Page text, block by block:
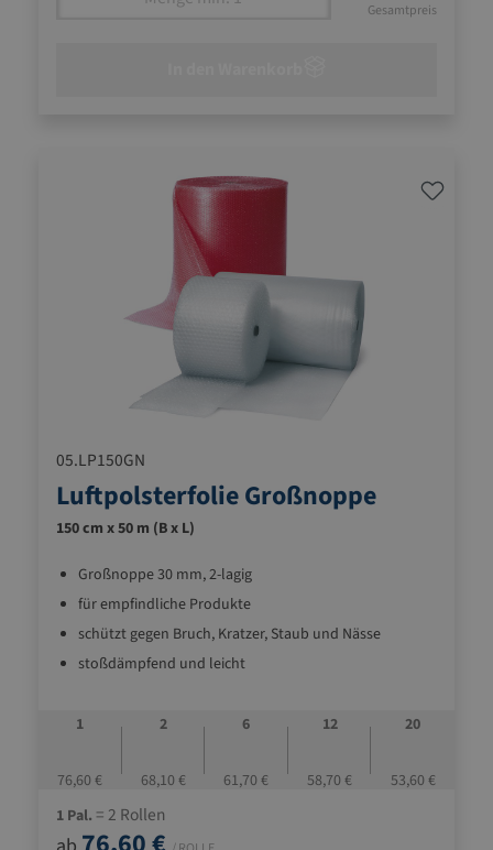
Gesamtpreis
05.LP150GN
Luftpolsterfolie Großnoppe
150 cm x 50 m (B x L)
Großnoppe 30 mm, 2-lagig
für empfindliche Produkte
schützt gegen Bruch, Kratzer, Staub und Nässe
stoßdämpfend und leicht
1
76,60 €
2
68,10 €
6
61,70 €
12
58,70 €
20
53,60 €
1 Pal. = 2 Rollen